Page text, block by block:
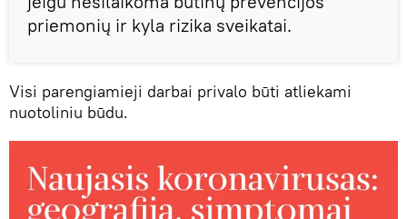
priemonių ir kyla rizika sveikatai.
Visi parengiamieji darbai privalo būti atliekami
nuotoliniu būdu.